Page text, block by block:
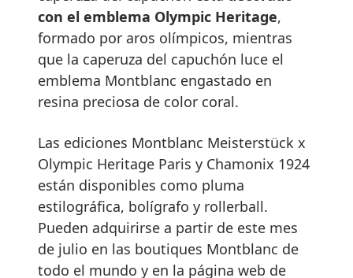
con el emblema Olympic Heritage,
formado por aros olímpicos, mientras
que la caperuza del capuchón luce el
emblema Montblanc engastado en
resina preciosa de color coral.
Las ediciones Montblanc Meisterstück x
Olympic Heritage Paris y Chamonix 1924
están disponibles como pluma
estilográfica, bolígrafo y rollerball.
Pueden adquirirse a partir de este mes
de julio en las boutiques Montblanc de
todo el mundo y en la página web de